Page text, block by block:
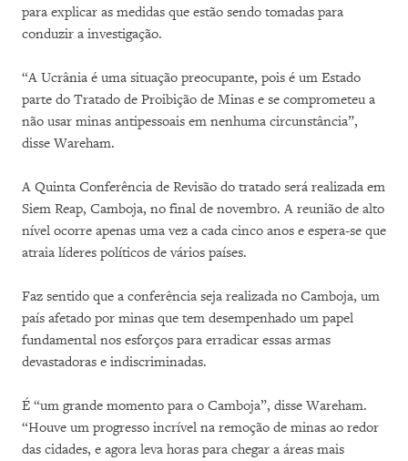
para explicar as medidas que estão sendo tomadas para
conduzir a investigação.
“A Ucrânia é uma situação preocupante, pois é um Estado
parte do Tratado de Proibição de Minas e se comprometeu a
não usar minas antipessoais em nenhuma circunstância”,
disse Wareham.
A Quinta Conferência de Revisão do tratado será realizada em
Siem Reap, Camboja, no final de novembro. A reunião de alto
nível ocorre apenas uma vez a cada cinco anos e espera-se que
atraia líderes políticos de vários países.
Faz sentido que a conferência seja realizada no Camboja, um
país afetado por minas que tem desempenhado um papel
fundamental nos esforços para erradicar essas armas
devastadoras e indiscriminadas.
É “um grande momento para o Camboja”, disse Wareham.
“Houve um progresso incrível na remoção de minas ao redor
das cidades, e agora leva horas para chegar a áreas mais